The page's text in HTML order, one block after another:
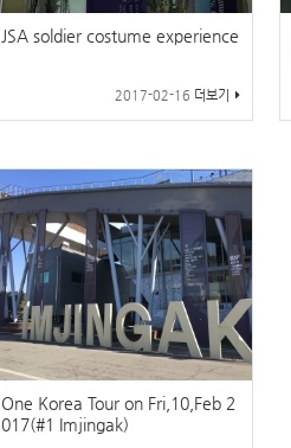
JSA soldier costume experience
2017-02-16 더보기
One Korea Tour on Fri,10,Feb 2
017(#1 Imjingak)